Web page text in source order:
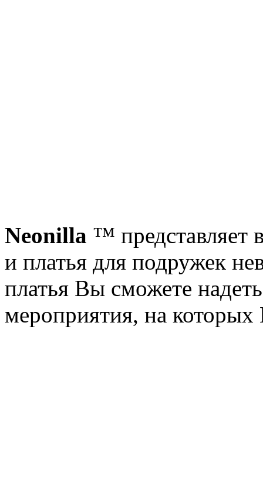
Neonilla ™ представляет
и платья для подружек
платья Вы сможете
мероприятия, на